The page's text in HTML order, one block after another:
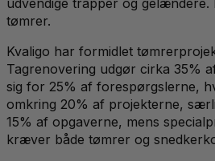
udvendige trapper og
tømrer.
Kvaligo har formidlet
Tagrenovering udgør cirka 35%
sig for 25% af forespørgslerne,
omkring 20% af projekterne,
15% af opgaverne, mens
kræver både tømrer og